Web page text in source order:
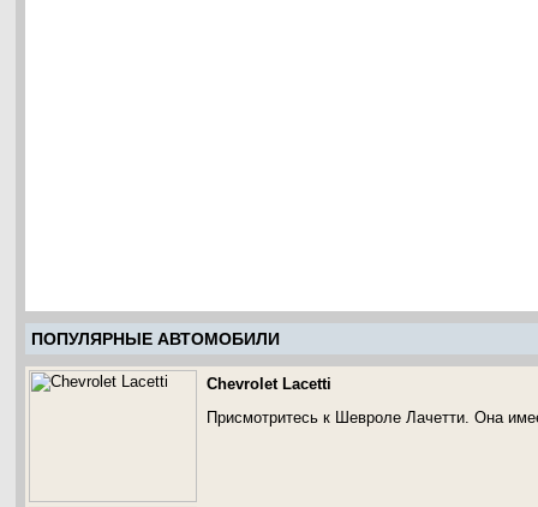
ПОПУЛЯРНЫЕ АВТОМОБИЛИ
Chevrolet Lacetti
Присмотритесь к Шевроле Лачетти. Она